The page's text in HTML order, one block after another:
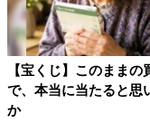
【宝くじ】このままの
で、本当に当たると思
か